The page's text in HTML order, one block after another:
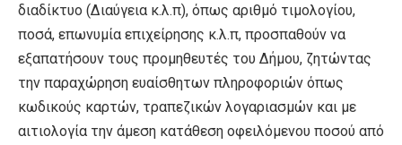
διαδίκτυο (Διαύγεια κ.λ.π), όπως αριθμό τιμολογίου,
ποσά, επωνυμία επιχείρησης κ.λ.π, προσπαθούν να
εξαπατήσουν τους προμηθευτές του Δήμου, ζητώντας
την παραχώρηση ευαίσθητων πληροφοριών όπως
κωδικούς καρτών, τραπεζικών λογαριασμών και με
αιτιολογία την άμεση κατάθεση οφειλόμενου ποσού από